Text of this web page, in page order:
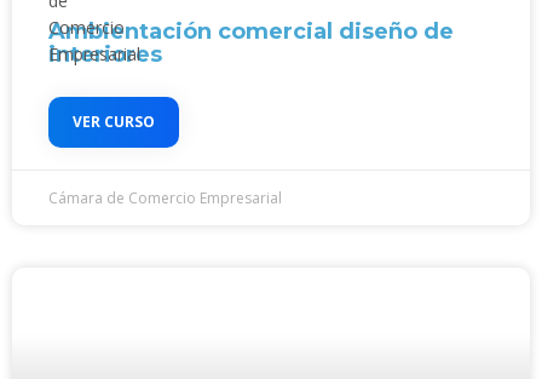
Ambientación comercial diseño de
interiores
VER CURSO
Cámara de Comercio Empresarial